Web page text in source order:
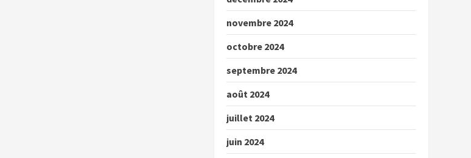
novembre 2024
octobre 2024
septembre 2024
août 2024
juillet 2024
juin 2024